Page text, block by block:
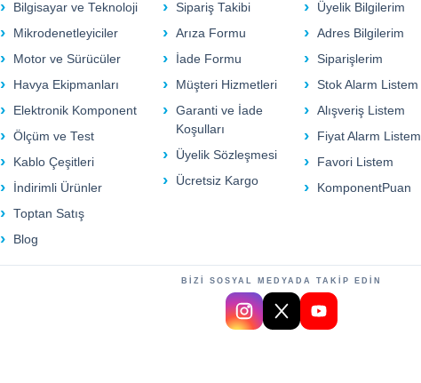
Bilgisayar ve Teknoloji
Mikrodenetleyiciler
Motor ve Sürücüler
Havya Ekipmanları
Elektronik Komponent
Ölçüm ve Test
Kablo Çeşitleri
İndirimli Ürünler
Toptan Satış
Blog
Sipariş Takibi
Arıza Formu
İade Formu
Müşteri Hizmetleri
Garanti ve İade
Koşulları
Üyelik Sözleşmesi
Ücretsiz Kargo
Üyelik Bilgilerim
Adres Bilgilerim
Siparişlerim
Stok Alarm Listem
Alışveriş Listem
Fiyat Alarm Listem
Favori Listem
KomponentPuan
BİZİ SOSYAL MEDYADA TAKİP EDİN